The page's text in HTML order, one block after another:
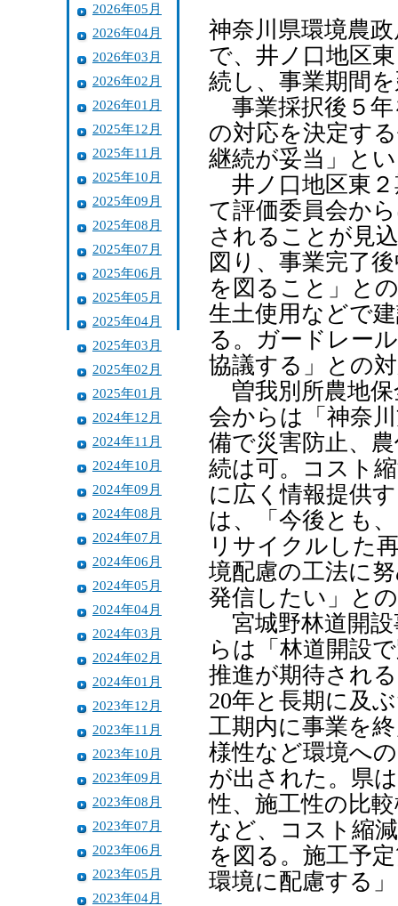
2026年05月
2026年04月
2026年03月
2026年02月
2026年01月
2025年12月
2025年11月
2025年10月
2025年09月
2025年08月
2025年07月
2025年06月
2025年05月
2025年04月
2025年03月
2025年02月
2025年01月
2024年12月
2024年11月
2024年10月
2024年09月
2024年08月
2024年07月
2024年06月
2024年05月
2024年04月
2024年03月
2024年02月
2024年01月
2023年12月
2023年11月
2023年10月
2023年09月
2023年08月
2023年07月
2023年06月
2023年05月
2023年04月
神奈川県環境農
で、井ノ口地区
続し、事業期間
事業採択後５年
の対応を決定す
継続が妥当」と
井ノ口地区東２
て評価委員会か
されることが見
図り、事業完了
を図ること」と
生土使用などで
る。ガードレー
協議する」との
曽我別所農地保
会からは「神奈
備で災害防止、
続は可。コスト
に広く情報提供
は、「今後とも
リサイクルした
境配慮の工法に
発信したい」と
宮城野林道開設
らは「林道開設
推進が期待され
20年と長期に及
工期内に事業を
様性など環境へ
が出された。県
性、施工性の比
など、コスト縮
を図る。施工予
環境に配慮する